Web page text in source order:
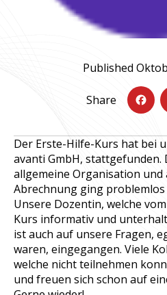
Published
Share
e
b
o
k
it
t
r
Der Erste-Hilfe-Kurs hat bei
avanti GmbH, stattgefunden.
allgemeine Organisation und
Abrechnung ging problemlos
Unsere Dozentin, welche
Kurs informativ und
ist auch auf unsere Fragen,
waren, eingegangen. Viele
welche nicht teilnehmen
und freuen sich schon auf